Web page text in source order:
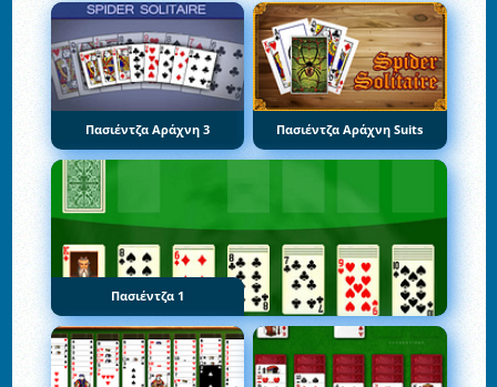
Πασιέντζα Αράχνη 3 Πασιέντζα Αράχνη Suits
Πασιέντζα 1